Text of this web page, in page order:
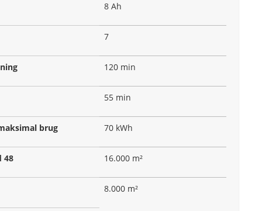
8 Ah
7
120 min
55 min
brug 70 kWh
48 16.000 m²
8.000 m²